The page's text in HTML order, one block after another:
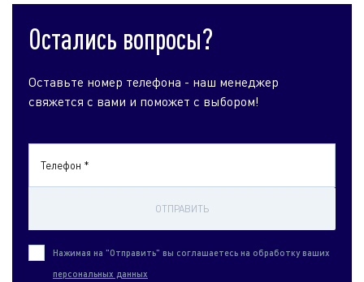
Остались вопросы?
Оставьте номер телефона - наш менеджер
свяжется с вами и поможет с выбором!
Телефон *
ОТПРАВИТЬ
Нажимая на "Отправить" вы соглашаетесь на обработку ваших
персональных данных